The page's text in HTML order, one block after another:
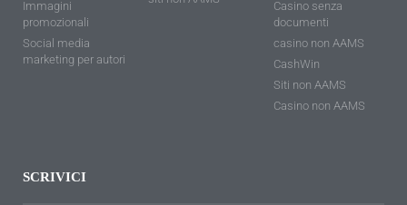
Immagini
promozionali
Social media
marketing per autori
Casino senza
documenti
casino non AAMS
CashWin
Siti non AAMS
Casino non AAMS
SCRIVICI